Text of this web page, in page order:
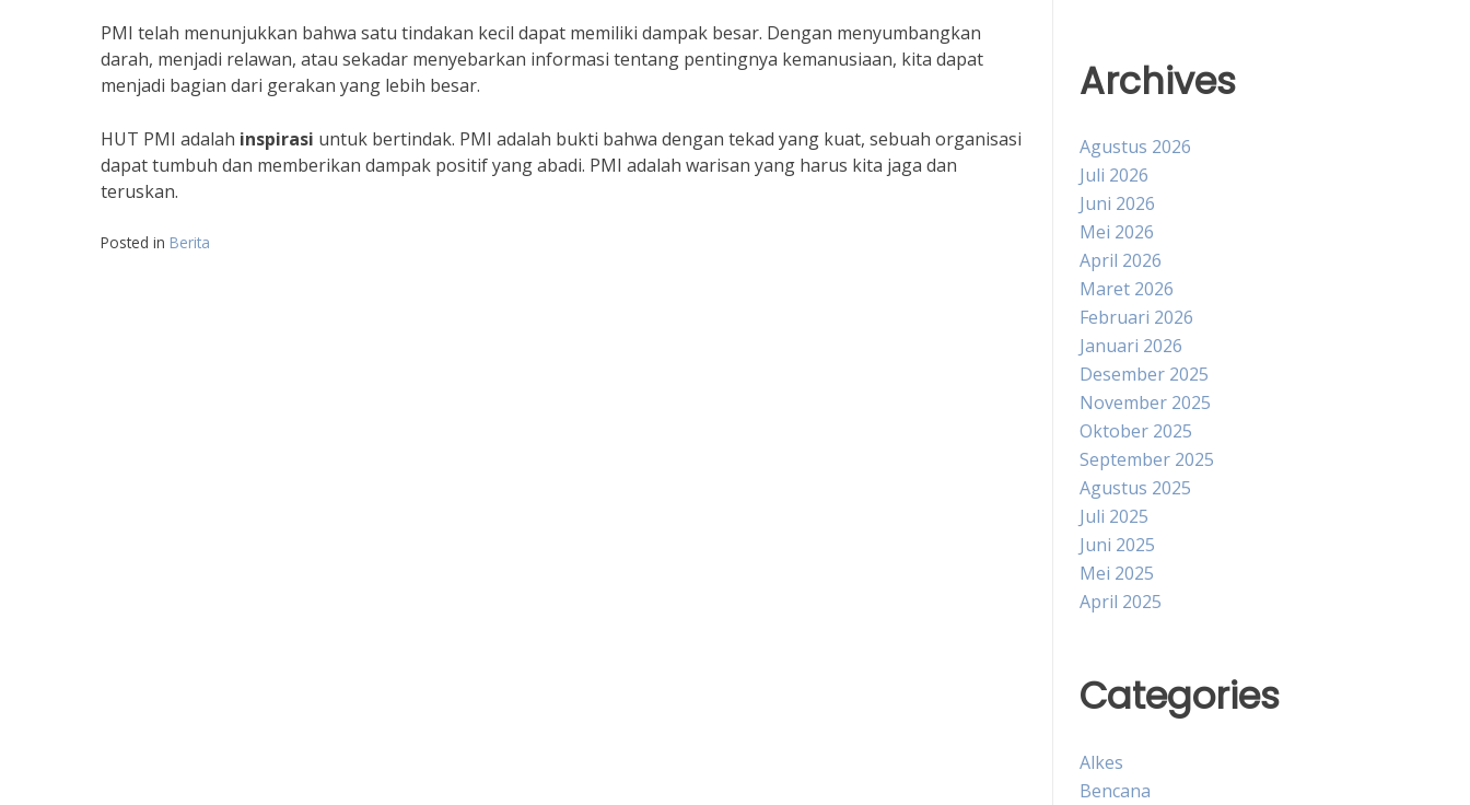
PMI telah menunjukkan bahwa satu tindakan kecil dapat memiliki dampak besar. Dengan menyumbangkan
darah, menjadi relawan, atau sekadar menyebarkan informasi tentang pentingnya kemanusiaan, kita dapat
menjadi bagian dari gerakan yang lebih besar.
HUT PMI adalah inspirasi untuk bertindak. PMI adalah bukti bahwa dengan tekad yang kuat, sebuah organisasi
dapat tumbuh dan memberikan dampak positif yang abadi. PMI adalah warisan yang harus kita jaga dan
teruskan.
Posted in Berita
Archives
Agustus 2026
Juli 2026
Juni 2026
Mei 2026
April 2026
Maret 2026
Februari 2026
Januari 2026
Desember 2025
November 2025
Oktober 2025
September 2025
Agustus 2025
Juli 2025
Juni 2025
Mei 2025
April 2025
Categories
Alkes
Bencana